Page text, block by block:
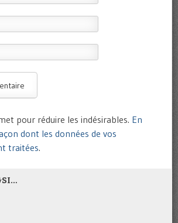
pour réduire les indésirables. En
dont les données de vos
traitées.